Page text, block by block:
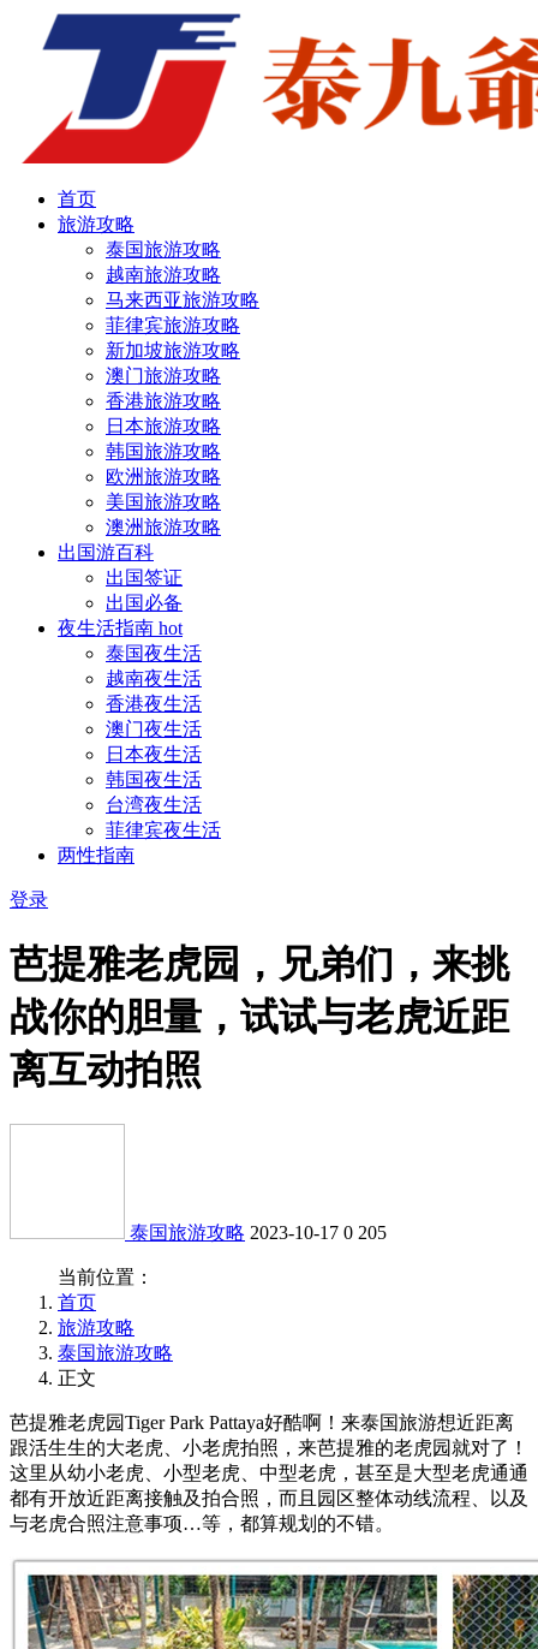
首页
旅游攻略
泰国旅游攻略
越南旅游攻略
马来西亚旅游攻略
菲律宾旅游攻略
新加坡旅游攻略
澳门旅游攻略
香港旅游攻略
日本旅游攻略
韩国旅游攻略
欧洲旅游攻略
美国旅游攻略
澳洲旅游攻略
出国游百科
出国签证
出国必备
夜生活指南 hot
泰国夜生活
越南夜生活
香港夜生活
澳门夜生活
日本夜生活
韩国夜生活
台湾夜生活
菲律宾夜生活
两性指南
登录
芭提雅老虎园，兄弟们，来挑
战你的胆量，试试与老虎近距
离互动拍照
泰国旅游攻略 2023-10-17 0 205
当前位置：
首页
旅游攻略
泰国旅游攻略
正文
芭提雅老虎园Tiger Park Pattaya好酷啊！来泰国旅游想近距离
跟活生生的大老虎、小老虎拍照，来芭提雅的老虎园就对了！
这里从幼小老虎、小型老虎、中型老虎，甚至是大型老虎通通
都有开放近距离接触及拍合照，而且园区整体动线流程、以及
与老虎合照注意事项…等，都算规划的不错。